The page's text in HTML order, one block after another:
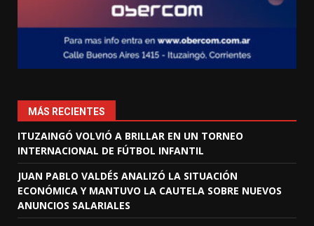
MÁS RECIENTES
ITUZAINGÓ VOLVIÓ A BRILLAR EN UN TORNEO
INTERNACIONAL DE FÚTBOL INFANTIL
JUAN PABLO VALDÉS ANALIZÓ LA SITUACIÓN
ECONÓMICA Y MANTUVO LA CAUTELA SOBRE NUEVOS
ANUNCIOS SALARIALES